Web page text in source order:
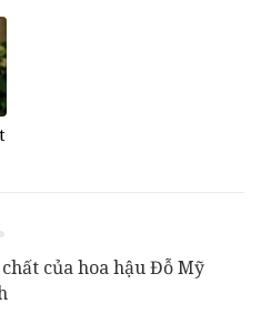
của hoa hậu Đỗ Mỹ